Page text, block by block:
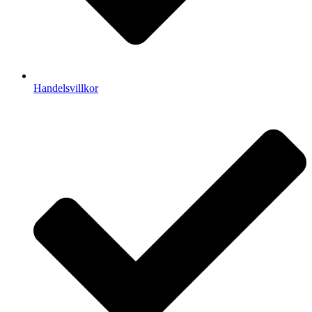
Handelsvillkor